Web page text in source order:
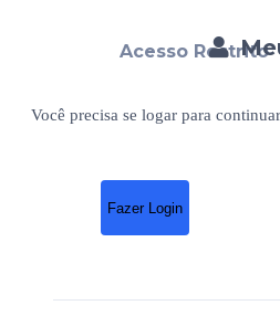
Acesso Restrito
Você precisa se logar para
Fazer Login